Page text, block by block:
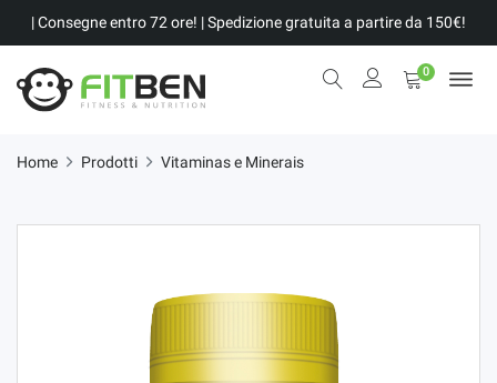
| Consegne entro 72 ore! | Spedizione gratuita a partire da 150€!
0
Home Prodotti Vitaminas e Minerais